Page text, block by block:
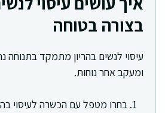
בצורה בטוחה
עיסוי לנשים בהריון מתמקד
ומעקב אחר נוחות.
בחרו מטפל עם הכשרה לעיסוי